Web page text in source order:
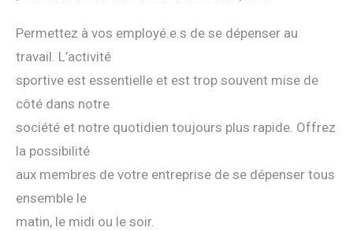
Permettez à vos employé.e.s de se dépenser au
travail. L’activité
sportive est essentielle et est trop souvent mise de
côté dans notre
société et notre quotidien toujours plus rapide. Offrez
la possibilité
aux membres de votre entreprise de se dépenser tous
ensemble le
matin, le midi ou le soir.